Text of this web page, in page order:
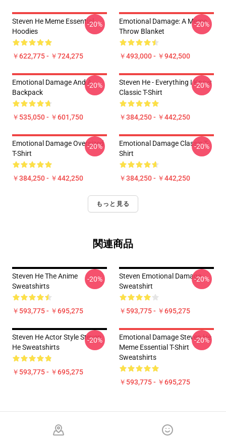
Steven He Meme Essential
Hoodies
￥622,775 - ￥724,275
-20%
Emotional Damage: A Meme
Throw Blanket
￥493,000 - ￥942,500
-20%
Emotional Damage And A
Backpack
￥535,050 - ￥601,750
-20%
Steven He - Everything I Know
Classic T-Shirt
￥384,250 - ￥442,250
-20%
Emotional Damage Oversized
T-Shirt
￥384,250 - ￥442,250
-20%
Emotional Damage Classic T-
Shirt
￥384,250 - ￥442,250
-20%
もっと見る
関連商品
Steven He The Anime
Sweatshirts
￥593,775 - ￥695,275
-20%
Steven Emotional Damage
Sweatshirt
￥593,775 - ￥695,275
-20%
Steven He Actor Style Steven
He Sweatshirts
￥593,775 - ￥695,275
-20%
Emotional Damage Steven He
Meme Essential T-Shirt
Sweatshirts
￥593,775 - ￥695,275
-20%